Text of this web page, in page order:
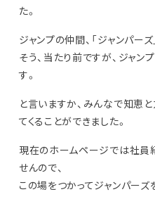
た。
ジャンプの仲間、「ジャンパー
そう、当たり前ですが、ジャ
す。
と言いますか、みんなで知恵
てくることができました。
現在のホームページでは社員
せんので、
この場をつかってジャンパーズ